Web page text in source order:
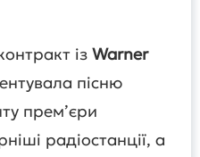
із Warner
пісню
прем’єри
радіостанції, а